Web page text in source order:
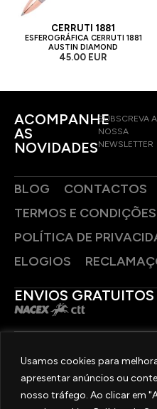
Usamos cookies para
apresentar anúncios ou
nosso tráfego. Ao clicar em
CERRUTI 1881
ESFEROGRÁFICA CERRUTI 1881
AUSTIN DIAMOND
45.00 EUR
ACOMPANHE
AS
NOVIDADES
SUBSCREVA A
NOSSA
NEWSLETTER
BLOG
CONTACTOS
TERMOS E CONDIÇÕES
POLÍTICA DE
ELOGIOS
ENVIOS
SIGA-NOS